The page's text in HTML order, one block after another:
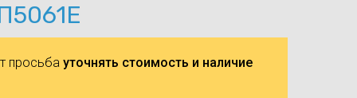
просьба уточнять стоимость и наличие